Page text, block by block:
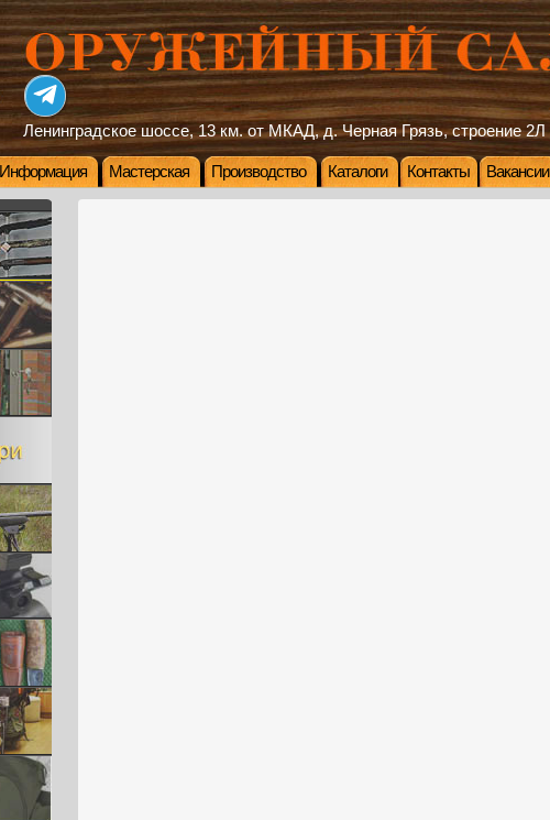
Ленинградское шоссе, 13 км. от МКАД, д. Черная Грязь, строение 2Л
Информация Мастерская Производство Каталоги Контакты Вакансии